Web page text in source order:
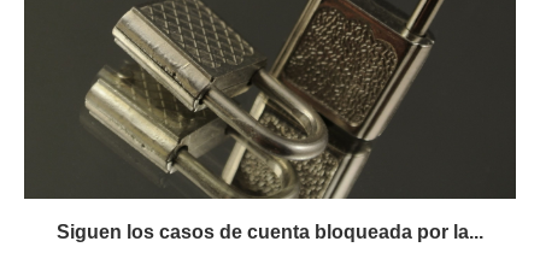
Siguen los casos de cuenta bloqueada por la...